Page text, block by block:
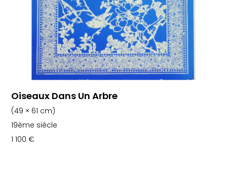
Oiseaux Dans Un Arbre
(49 × 61 cm)
19ème siècle
1 100€